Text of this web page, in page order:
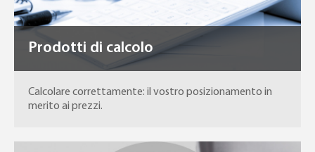
Prodotti di calcolo
Calcolare correttamente: il vostro posizionamento in
merito ai prezzi.